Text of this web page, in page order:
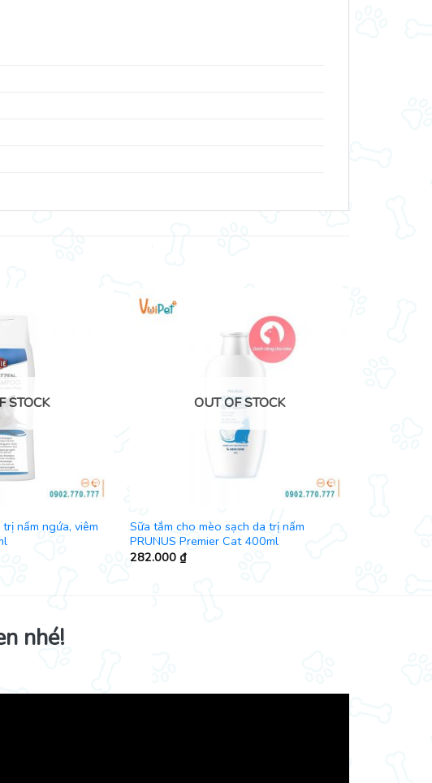
STOCK
nấm ngứa, viêm
OUT OF STOCK
Sữa tắm cho mèo sạch da trị nấm
PRUNUS Premier Cat 400ml
282.000 ₫
nhé!